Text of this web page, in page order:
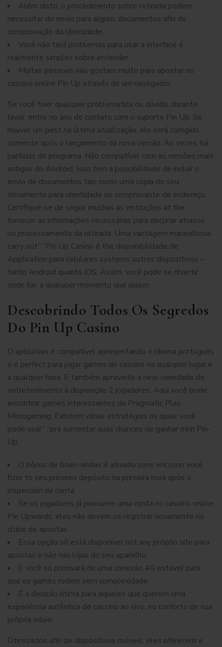
Além disto, o procedimento sobre retirada podem
necessitar do envio para alguns documentos afin de
comprovação da identidade.
Você não terá problemas para usar a interface é
realmente simples sobre entender.
Muitas pessoas não gostam muito para apostar no
cassino online Pin Up através de um navegador.
Se você tiver qualquer problematica ou dúvida, durante
favor, entre no ano de contato com o suporte Pin Up. Se
houver um pest na última atualização, ele será corrigido
somente após o lançamento da nova versão. Às vezes, há
partidas do programa. Não compatível com as versões mais
antigas do Android. Isso tem a possibilidade de incluir o
envio de documentos tais como uma cópia do seu
documento para identidade ou comprovante de endereço.
Certifique-se de seguir muchas as instruções at the
fornecer as informações necessárias para declinar atrasos
no processamento da retirada. Uma vantagem maravilhosa
carry out” “Pin Up Casino é the disponibilidade de
Application para celulares systems outros dispositivos –
tanto Android quanto iOS. Assim, você pode se divertir
onde for, a qualquer momento que quiser.
Descobrindo Todos Os Segredos
Do Pin Up Casino
O aplicativo é compatível apresentando o idioma português
e é perfect para jogar games de cassino na qualquer lugar e
a qualquer hora. E também aproveite a new variedade de
entretenimento à disposição 2 jogadores. Aqui você pode
encontrar games interessantes da Pragmatic Play,
Microgaming. Existem várias estratégias os quais você
pode usar” “pra aumentar suas chances de ganhar mhh Pin-
Up.
O bônus de boas-vindas é ativado sony ericsson você
fizer to seu primeiro depósito na primeira hora após o
inspección da conta.
Se os jogadores já possuem uma conta no cassino online
Pin Upwards, eles não devem se registrar novamente no
clube de apostas.
Essa opção só está disponível not any próprio site para
apostas e não nas lojas do seu aparelho.
E você só precisará de uma conexão 4G estável para
que os games rodem sem complexidade.
É a decisão ótima para aqueles que querem uma
experiência autêntica de cassino ao vivo, no conforto de sua
própria odaie.
Otimizados afin de dispositivos móveis, eles oferecem a